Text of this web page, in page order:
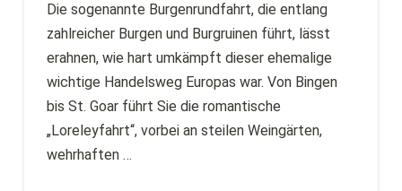
Die sogenannte Burgenrundfahrt, die entlang
zahlreicher Burgen und Burgruinen führt, lässt
erahnen, wie hart umkämpft dieser ehemalige
wichtige Handelsweg Europas war. Von Bingen
bis St. Goar führt Sie die romantische
„Loreleyfahrt“, vorbei an steilen Weingärten,
wehrhaften …